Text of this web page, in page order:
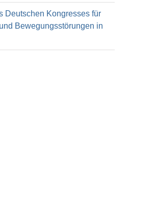
Deutschen Kongresses für
Bewegungsstörungen in